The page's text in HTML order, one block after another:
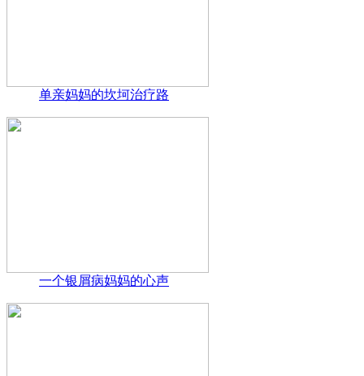
单亲妈妈的坎坷治疗路
一个银屑病妈妈的心声